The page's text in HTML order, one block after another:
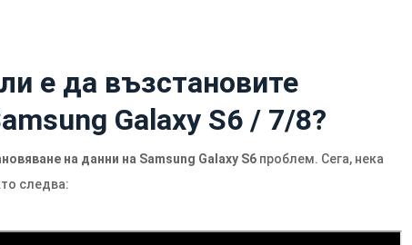
е да възстановите
Galaxy S6 / 7/8?
на данни на Samsung Galaxy S6 проблем. Сега, нека
следва: